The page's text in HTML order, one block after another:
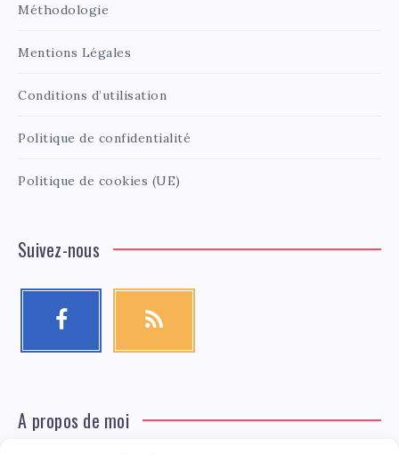
Méthodologie
Mentions Légales
Conditions d’utilisation
Politique de confidentialité
Politique de cookies (UE)
Suivez-nous
A propos de moi